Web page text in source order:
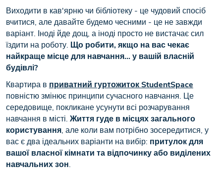
Виходити в кав'ярню чи бібліотеку - це чудовий спосіб
вчитися, але давайте будемо чесними - це не завжди
варіант. Іноді йде дощ, а іноді просто не вистачає сил
їздити на роботу. Що робити, якщо на вас чекає
найкраще місце для навчання... у вашій власній
будівлі?
Квартира в приватний гуртожиток StudentSpace
повністю змінює принципи сучасного навчання. Це
середовище, покликане усунути всі розчарування
навчання в місті. Життя гуде в місцях загального
користування, але коли вам потрібно зосередитися, у
вас є два ідеальних варіанти на вибір: притулок для
вашої власної кімнати та відпочинку або виділених
навчальних зон.